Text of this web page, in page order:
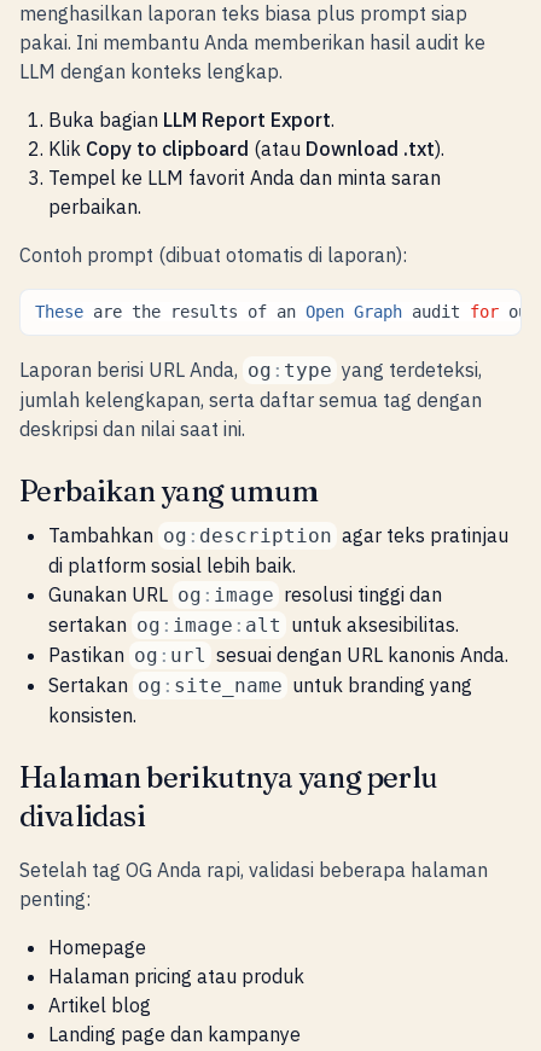
menghasilkan laporan teks biasa plus prompt siap
pakai. Ini membantu Anda memberikan hasil audit ke
LLM dengan konteks lengkap.
Buka bagian LLM Report Export.
Klik Copy to clipboard (atau Download .txt).
Tempel ke LLM favorit Anda dan minta saran
perbaikan.
Contoh prompt (dibuat otomatis di laporan):
These are the results of an Open Graph audit for our
Laporan berisi URL Anda, og : type yang terdeteksi,
jumlah kelengkapan, serta daftar semua tag dengan
deskripsi dan nilai saat ini.
Perbaikan yang umum
Tambahkan og : description agar teks pratinjau
di platform sosial lebih baik.
Gunakan URL og : image resolusi tinggi dan
sertakan og : image : alt untuk aksesibilitas.
Pastikan og : url sesuai dengan URL kanonis Anda.
Sertakan og : site_name untuk branding yang
konsisten.
Halaman berikutnya yang perlu
divalidasi
Setelah tag OG Anda rapi, validasi beberapa halaman
penting:
Homepage
Halaman pricing atau produk
Artikel blog
Landing page dan kampanye